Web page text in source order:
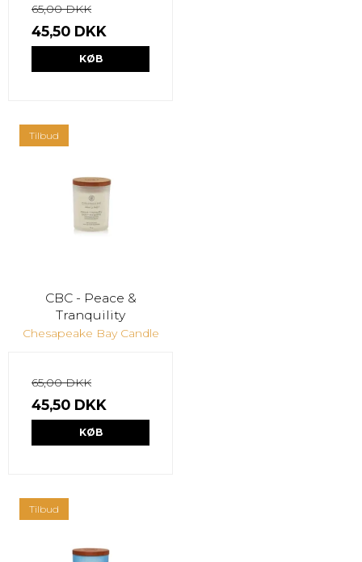
65,00 DKK
45,50 DKK
KØB
Tilbud
CBC - Peace &
Tranquility
Chesapeake Bay Candle
65,00 DKK
45,50 DKK
KØB
Tilbud